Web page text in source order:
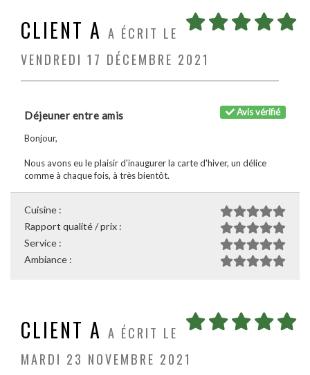
CLIENT A A ÉCRIT LE
VENDREDI 17 DÉCEMBRE 2021
Avis vérifié
Déjeuner entre amis
Bonjour,
Nous avons eu le plaisir d'inaugurer la carte d'hiver, un délice
comme à chaque fois, à très bientôt.
Cuisine :
Rapport qualité / prix :
Service :
Ambiance :
CLIENT A A ÉCRIT LE
MARDI 23 NOVEMBRE 2021